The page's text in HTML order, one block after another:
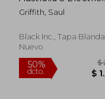
Future (en Inglés)
Griffith, Saul
Black Inc., Tapa Blanda,
Nuevo